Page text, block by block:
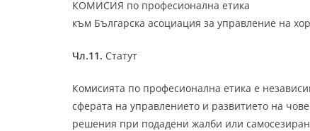
КОМИСИЯ по професионална етика
към Българска асоциация за управление на
Чл.11. Статут
Комисията по професионална етика е
сферата на управлението и развитието на
решения при подадени жалби или